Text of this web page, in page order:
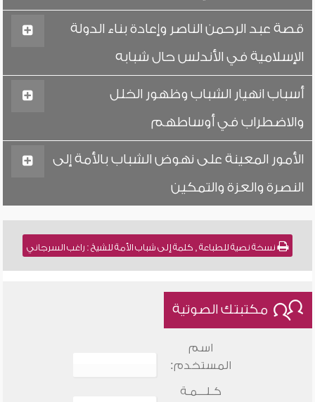
قصة عبد الرحمن الناصر وإعادة بناء الدولة
الإسلامية في الأندلس حال شبابه
أسباب انهيار الشباب وظهور الخلل
والاضطراب في أوساطهم
الأمور المعينة على نهوض الشباب بالأمة إلى
النصرة والعزة والتمكين
نسخة نصية للطباعة , كلمة إلى شباب الأمة للشيخ : راغب السرجاني
مكتبتك الصوتية
اسم
المستخدم:
كـلـــمـة